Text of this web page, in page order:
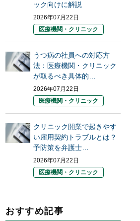
ック向けに解説
2026年07月22日
医療機関・クリニック
うつ病の社員への対応方
法：医療機関・クリニック
が取るべき具体的…
2026年07月22日
医療機関・クリニック
クリニック開業で起きやす
い雇用契約トラブルとは？
予防策を弁護士…
2026年07月22日
医療機関・クリニック
おすすめ記事